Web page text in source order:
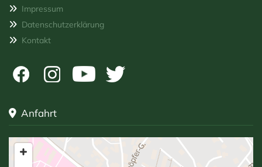
 Impressum
 Datenschutzerklärung
 Kontakt
 Anfahrt